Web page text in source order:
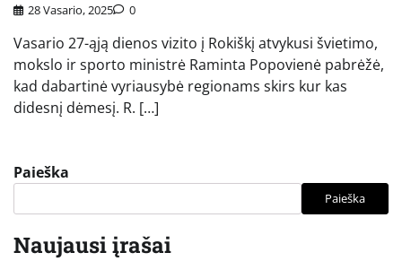
28 Vasario, 2025 0
Vasario 27-ąją dienos vizito į Rokiškį atvykusi švietimo,
mokslo ir sporto ministrė Raminta Popovienė pabrėžė,
kad dabartinė vyriausybė regionams skirs kur kas
didesnį dėmesį. R. […]
Paieška
Paieška
Naujausi įrašai